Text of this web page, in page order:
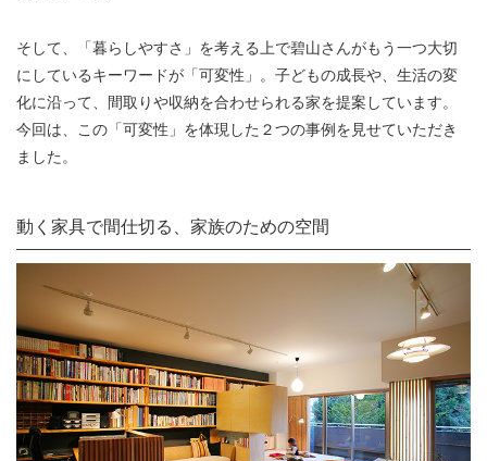
そして、「暮らしやすさ」を考える上で碧山さんがもう一つ大切
にしているキーワードが「可変性」。子どもの成長や、生活の変
化に沿って、間取りや収納を合わせられる家を提案しています。
今回は、この「可変性」を体現した２つの事例を見せていただき
ました。
動く家具で間仕切る、家族のための空間